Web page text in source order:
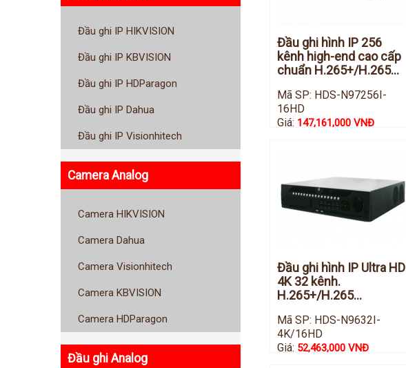
Đầu ghi IP HIKVISION
Đầu ghi IP KBVISION
Đầu ghi IP HDParagon
Đầu ghi IP Dahua
Đầu ghi IP Visionhitech
Camera Analog
Camera HIKVISION
Camera Dahua
Camera Visionhitech
Camera KBVISION
Camera HDParagon
Đầu ghi Analog
Đầu ghi hình IP 256
kênh high-end cao cấp
chuẩn H.265+/H.265...
Mã SP: HDS-N97256I-
16HD
Giá: 147,161,000 VNĐ
Đầu ghi hình IP Ultra HD
4K 32 kênh.
H.265+/H.265...
Mã SP: HDS-N9632I-
4K/16HD
Giá: 52,463,000 VNĐ